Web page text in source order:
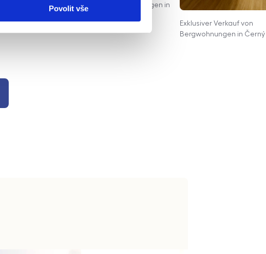
Povolit vše
Exklusiver Verkauf von Bergwohnungen in
Exklusiver Verkauf von
Bergwohnungen in Černý